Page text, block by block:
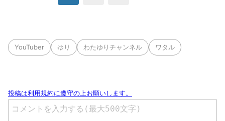
YouTuber ゆり わたゆりチャンネル ワタル